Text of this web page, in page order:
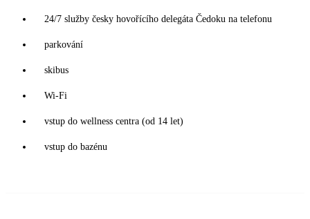
24/7 služby česky hovořícího delegáta Čedoku na telefonu
parkování
skibus
Wi-Fi
vstup do wellness centra (od 14 let)
vstup do bazénu